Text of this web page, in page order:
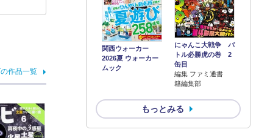
作品一覧
関西ウォーカー
2026夏 ウォーカー
ムック
にゃんこ大戦争 バ
トル必勝虎の巻 2
缶目
編集 ファミ通書
籍編集部
もっとみる